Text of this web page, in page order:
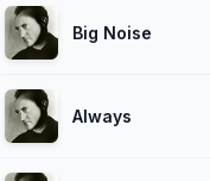
Big Noise
Always